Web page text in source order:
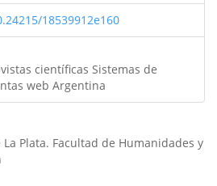
18539912e160
científicas Sistemas de
web Argentina
Plata. Facultad de Humanidades y